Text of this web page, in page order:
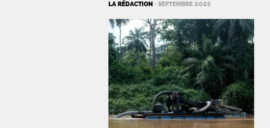
LA RÉDACTION · SEPTEMBRE 2025